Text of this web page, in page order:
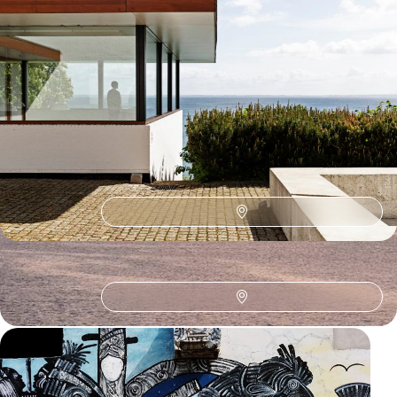
au Danemark
Après la cosmopolite Copenhague, prendre ses quartiers marins à
Gilleleje, face au Kattegat
6 jours, de CHF 1400 à CHF 1900
6 7 8 9 10 11 12 13
Le GuideArt contemporain
Conseils pratiques, témoignages et inspirations pour bien préparer son
voyage